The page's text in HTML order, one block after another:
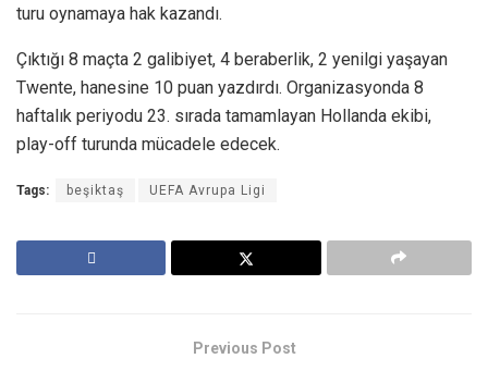
turu oynamaya hak kazandı.
Çıktığı 8 maçta 2 galibiyet, 4 beraberlik, 2 yenilgi yaşayan
Twente, hanesine 10 puan yazdırdı. Organizasyonda 8
haftalık periyodu 23. sırada tamamlayan Hollanda ekibi,
play-off turunda mücadele edecek.
Tags: beşiktaş UEFA Avrupa Ligi
Previous Post